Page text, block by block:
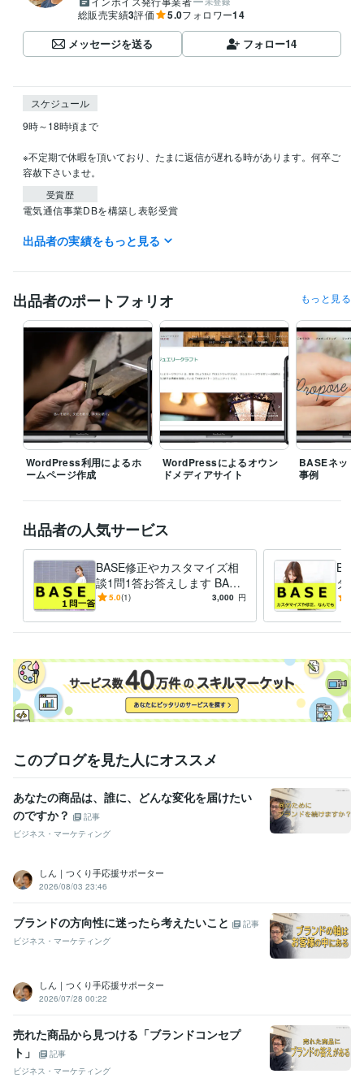
総販売実績3評価 5.0フォロワー14
メッセージを送る フォロー14
スケジュール
9時～18時頃まで
※不定期で休暇を頂いており、たまに返信が遅れる時があります。何卒ご
容赦下さいませ。
受賞歴
電気通信事業DBを構築し表彰受賞
資格・検定
ITパスポート 取得年 : 2020年
ITコーディネータ（ITC） 取得年 : 2020年
ITパスポート 取得年 : 2019年
プログラミング言語・フレームワーク
CSS:15年 HTML:15年JavaScript:15年
SQL:12年
MySQL:12年
ビジネス・クリエイティブツール
WordPress:15年Google サイト:5年Google スプレッドシート:10年
Google スライド:10年Google ドキュメント:10年BASE:5年
EC-CUBE:10年Shopify:5年 STORES:1年カラーミーショップ:2年
Google Analytics:10年
Google Search Console:10年
得意分野
Web制作・HP作成・EC構築 ネットショップ等のWebサイト制作
ホームページ ネットショップ ECサイト ブログ
WordPress
サイト
BASE WEBサイト SEO html
集客・マーケティング相談 WEBやSNS等デジタルマーケティング
WEBサイト Instagram
インスタグラム
ツイッター
フェイスブック LINE メルマガ マーケティング
出品者の実績をもっと見る
出品者のポートフォリオ もっと見る
WordPress利用によるホ
ームページ作成
WordPressによるオウン
ドメディアサイト
BASEネット
事例
出品者の人気サービス
BASE修正やカスタマイズ相
談1問1答お答えします BASE
の使い方や作り方、複雑な商
5.0(1) 3,000 円
タマ
トシ
このブログを見た人にオススメ
あなたの商品は、誰に、どんな変化を届けたい
のですか？
記事
ビジネス・マーケティング
しん｜つくり手応援サポーター
2026/08/03 23:46
ブランドの方向性に迷ったら考えたいこと
記事
ビジネス・マーケティング
しん｜つくり手応援サポーター
2026/07/28 00:22
売れた商品から見つける「ブランドコンセプ
ト」
記事
ビジネス・マーケティング